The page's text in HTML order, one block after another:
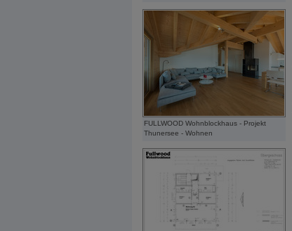
FULLWOOD Wohnblockhaus - Projekt
Thunersee - Wohnen